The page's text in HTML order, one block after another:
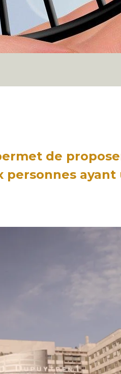
de
personnes ayant